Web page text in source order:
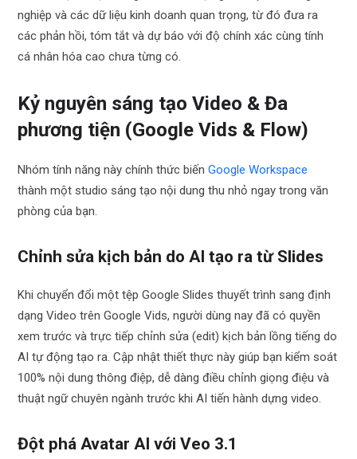
nghiệp và các dữ liệu kinh doanh quan trọng, từ đó đưa ra
các phản hồi, tóm tắt và dự báo với độ chính xác cùng tính
cá nhân hóa cao chưa từng có.
Kỷ nguyên sáng tạo Video & Đa
phương tiện (Google Vids & Flow)
Nhóm tính năng này chính thức biếnGoogle Workspace
thành một studio sáng tạo nội dung thu nhỏ ngay trong văn
phòng của bạn.
Chỉnh sửa kịch bản do AI tạo ra từ Slides
Khi chuyển đổi một tệp Google Slides thuyết trình sang định
dạng Video trên Google Vids, người dùng nay đã có quyền
xem trước và trực tiếp chỉnh sửa (edit) kịch bản lồng tiếng do
AI tự động tạo ra. Cập nhật thiết thực này giúp bạn kiểm soát
100% nội dung thông điệp, dễ dàng điều chỉnh giọng điệu và
thuật ngữ chuyên ngành trước khi AI tiến hành dựng video.
Đột phá Avatar AI với Veo 3.1